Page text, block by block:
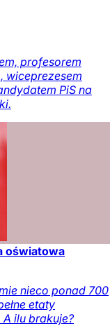
profesorem
wiceprezesem
PiS na
oświatowa
nieco ponad 700
etaty
ilu brakuje?